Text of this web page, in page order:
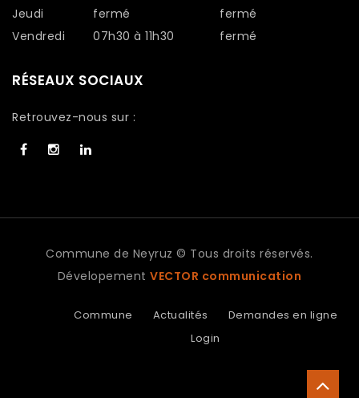
Jeudi
fermé
fermé
Vendredi
07h30 à 11h30 fermé
RÉSEAUX SOCIAUX
Retrouvez-nous sur :
Commune de Neyruz © Tous droits réservés.
DévelopementVECTOR communication
Commune Actualités
Demandes en ligne
Login